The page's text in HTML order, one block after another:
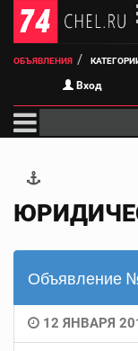
ОБЪЯВЛЕНИЯ
Вход
Объявление
12 ЯНВАРЯ